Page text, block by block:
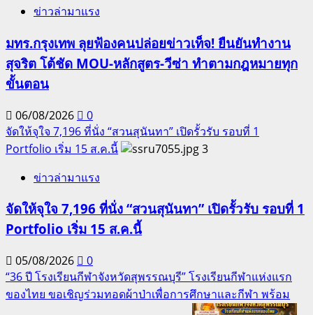
ข่าวล่ามาแรง
มทร.กรุงเทพ ลุยฟ้องคนปล่อยข่าวเท็จ! ยืนยันทำงาน
สุจริต โต้ชัด MOU-หลักสูตร-วีซ่า ทำตามกฎหมายทุก
ขั้นตอน
06/08/2026
0
จัดให้จุใจ 7,196 ที่นั่ง “สวนสุนันทา” เปิดรั้วรับ รอบที่ 1
Portfolio เริ่ม 15 ส.ค.นี้
3
ข่าวล่ามาแรง
จัดให้จุใจ 7,196 ที่นั่ง “สวนสุนันทา” เปิดรั้วรับ รอบที่ 1
Portfolio เริ่ม 15 ส.ค.นี้
05/08/2026
0
“36 ปี โรงเรียนกีฬาจังหวัดสุพรรณบุรี” โรงเรียนกีฬาแห่งแรก
ของไทย ขอเชิญร่วมทอดผ้าป่าเพื่อการศึกษาและกีฬา พร้อม